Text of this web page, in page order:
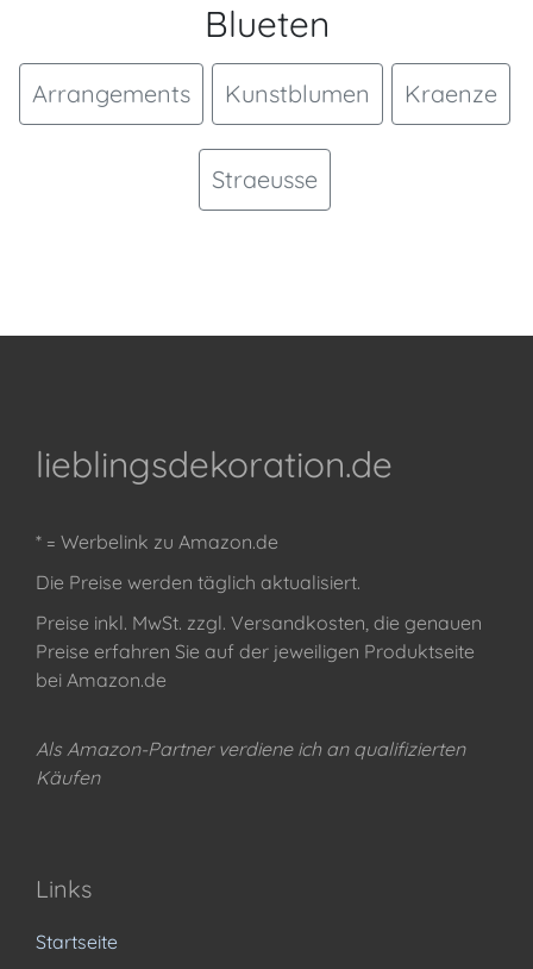
Blueten
Arrangements Kunstblumen Kraenze
Straeusse
lieblingsdekoration.de
* = Werbelink zu Amazon.de
Die Preise werden täglich aktualisiert.
Preise inkl. MwSt. zzgl. Versandkosten, die genauen
Preise erfahren Sie auf der jeweiligen Produktseite
bei Amazon.de
Als Amazon-Partner verdiene ich an qualifizierten
Käufen
Links
Startseite